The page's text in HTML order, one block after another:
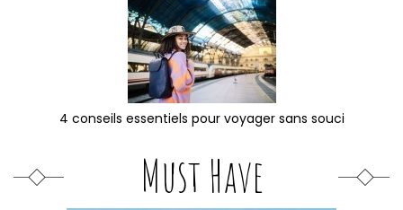
4 conseils essentiels pour voyager sans souci
Must Have